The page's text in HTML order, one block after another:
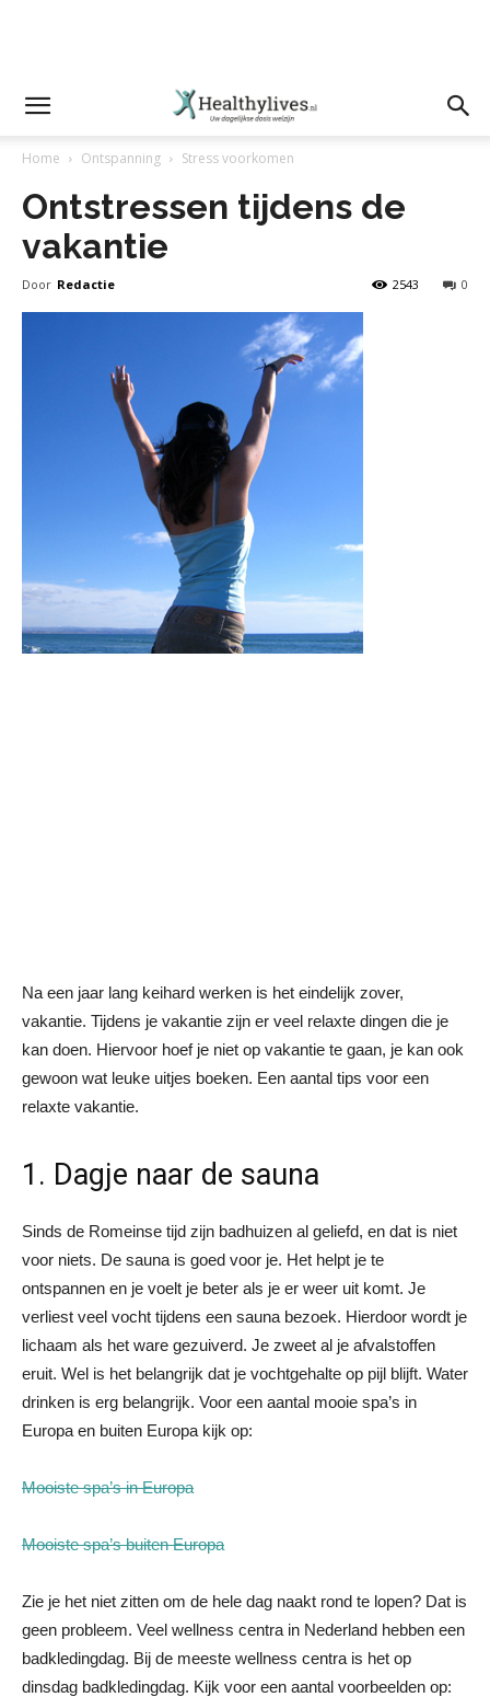
Home Ontspanning Stress voorkomen
Ontstressen tijdens de
vakantie
Door Redactie 0
2543
Na een jaar lang keihard werken is het eindelijk zover,
vakantie. Tijdens je vakantie zijn er veel relaxte dingen die je
kan doen. Hiervoor hoef je niet op vakantie te gaan, je kan ook
gewoon wat leuke uitjes boeken. Een aantal tips voor een
relaxte vakantie.
1. Dagje naar de sauna
Sinds de Romeinse tijd zijn badhuizen al geliefd, en dat is niet
voor niets. De sauna is goed voor je. Het helpt je te
ontspannen en je voelt je beter als je er weer uit komt. Je
verliest veel vocht tijdens een sauna bezoek. Hierdoor wordt je
lichaam als het ware gezuiverd. Je zweet al je afvalstoffen
eruit. Wel is het belangrijk dat je vochtgehalte op pijl blijft. Water
drinken is erg belangrijk. Voor een aantal mooie spa’s in
Europa en buiten Europa kijk op:
Mooiste spa’s in Europa
Mooiste spa’s buiten Europa
Zie je het niet zitten om de hele dag naakt rond te lopen? Dat is
geen probleem. Veel wellness centra in Nederland hebben een
badkledingdag. Bij de meeste wellness centra is het op
dinsdag badkledingdag. Kijk voor een aantal voorbeelden op: